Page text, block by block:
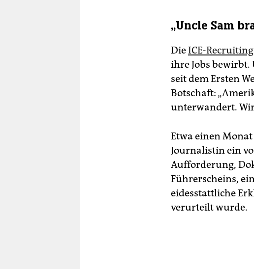
„Uncle Sam
DieICE-
ihre Jobs bewirbt.
seit dem Ersten
Botschaft:
unterwandert.
Etwa einen
Journalistin ein
Aufforderung,
Führerscheins,
eidesstattliche
verurteilt wurde.